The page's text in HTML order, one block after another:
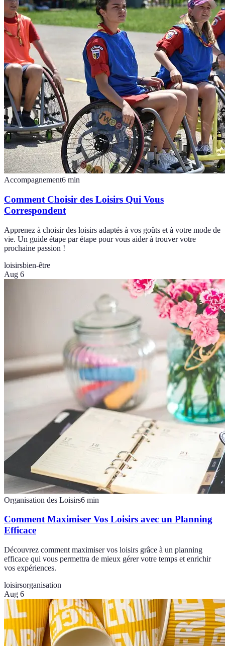
Accompagnement6 min
Comment Choisir des Loisirs Qui Vous
Correspondent
Apprenez à choisir des loisirs adaptés à vos goûts et à votre mode de
vie. Un guide étape par étape pour vous aider à trouver votre
prochaine passion !
loisirsbien-être
Aug 6
Organisation des Loisirs6 min
Comment Maximiser Vos Loisirs avec un Planning
Efficace
Découvrez comment maximiser vos loisirs grâce à un planning
efficace qui vous permettra de mieux gérer votre temps et enrichir
vos expériences.
loisirsorganisation
Aug 6